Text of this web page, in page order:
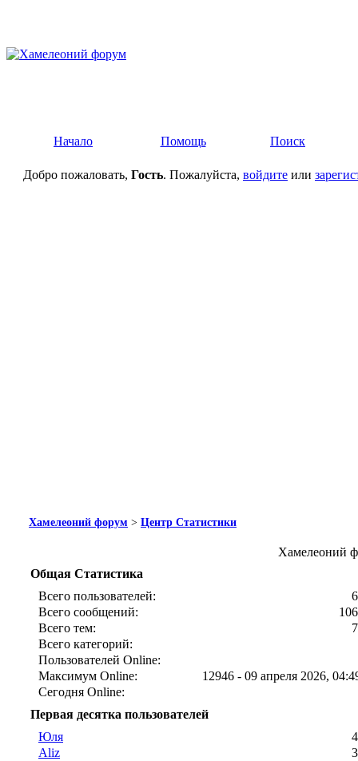
Начало Помощь Поиск
Добро пожаловать, Гость. Пожалуйста, войдите или
Хамелеоний форум > Центр Статистики
Хамелеоний
Общая Статистика
Всего пользователей:
Всего сообщений:
Всего тем:
Всего категорий:
Пользователей Online:
Максимум Online:
12946 - 09 апреля 2026,
Сегодня Online:
Первая десятка пользователей
Юля
Aliz